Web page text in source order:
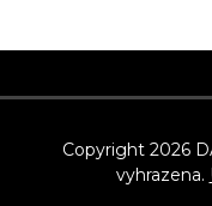
á
Copyright 2026
vyhrazena.